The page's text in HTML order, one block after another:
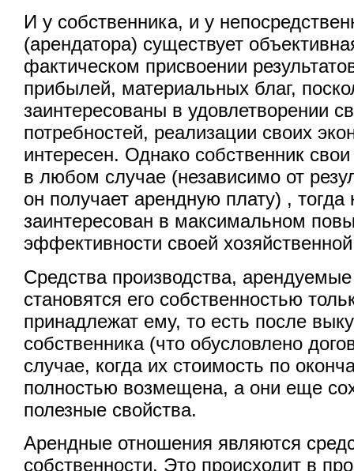
И у собственника, и у
(арендатора) существует
фактическом присвоении
прибылей, материальных благ,
заинтересованы в удовлетворении
потребностей, реализации своих
интересен. Однако собственник
в любом случае (независимо от
он получает арендную плату) , тогда
заинтересован в максимальном
эффективности своей
Средства производства,
становятся его собственностью
принадлежат ему, то есть после
собственника (что обусловлено
случае, когда их стоимость по
полностью возмещена, а они еще
полезные свойства.
Арендные отношения являются
собственности. Это происходит в